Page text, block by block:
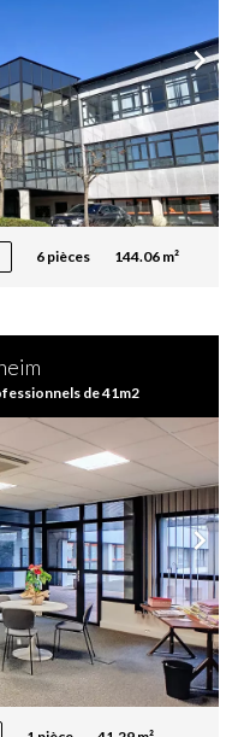
6 pièces 144.06 m²
de 41m2